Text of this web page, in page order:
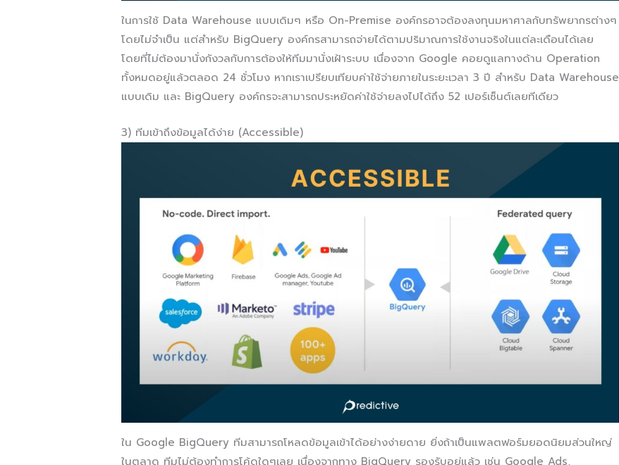
ในการใช้ Data Warehouse แบบเดิมๆ หรือ On-Premise องค์กรอาจต้องลงทุนมหาศาลกับทรัพยากรต่างๆ
โดยไม่จำเป็น แต่สำหรับ BigQuery องค์กรสามารถจ่ายได้ตามปริมาณการใช้งานจริงในแต่ละเดือนได้เลย
โดยที่ไม่ต้องมานั่งกังวลกับการต้องให้ทีมมานั่งเฝ้าระบบ เนื่องจาก Google คอยดูแลทางด้าน Operation
ทั้งหมดอยู่แล้วตลอด 24 ชั่วโมง หากเราเปรียบเทียบค่าใช้จ่ายภายในระยะเวลา 3 ปี สำหรับ Data Warehouse
แบบเดิม และ BigQuery องค์กรจะสามารถประหยัดค่าใช้จ่ายลงไปได้ถึง 52 เปอร์เซ็นต์เลยทีเดียว
3) ทีมเข้าถึงข้อมูลได้ง่าย (Accessible)
ใน Google BigQuery ทีมสามารถโหลดข้อมูลเข้าได้อย่างง่ายดาย ยิ่งถ้าเป็นแพลตฟอร์มยอดนิยมส่วนใหญ่
ในตลาด ทีมไม่ต้องทำการโค้ดใดๆเลย เนื่องจากทาง BigQuery รองรับอยู่แล้ว เช่น Google Ads,